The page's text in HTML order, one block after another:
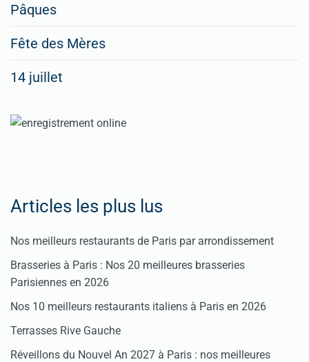
enregistrer
votre
Cliquez
Pâques
Fête des Mères
14 juillet
Articles les plus lus
Nos meilleurs restaurants de Paris par arrondissement
Brasseries à Paris : Nos 20 meilleures brasseries
Parisiennes en 2026
Nos 10 meilleurs restaurants italiens à Paris en 2026
Terrasses Rive Gauche
Réveillons du Nouvel An 2027 à Paris : nos meilleures